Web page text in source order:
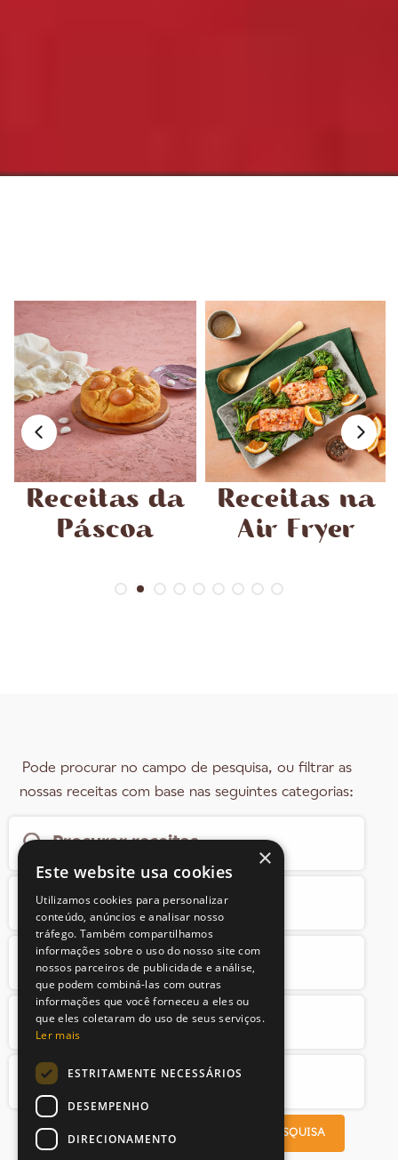
Receitas da
Páscoa
Receitas na
Air Fryer
Pode procurar no campo de pesquisa, ou filtrar as
nossas receitas com base nas seguintes categorias:
PROCURAR RECEITAS LIMPAR PESQUISA
×
Este website usa cookies
Utilizamos cookies para personalizar
conteúdo, anúncios e analisar nosso
tráfego. Também compartilhamos
informações sobre o uso do nosso site com
nossos parceiros de publicidade e análise,
que podem combiná-las com outras
informações que você forneceu a eles ou
que eles coletaram do uso de seus serviços.
Ler mais
ESTRITAMENTE NECESSÁRIOS
DESEMPENHO
DIRECIONAMENTO